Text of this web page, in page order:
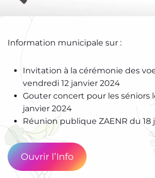
Information municipale sur :
Invitation à la cérémonie des
vendredi 12 janvier 2024
Gouter concert pour les séniors
janvier 2024
Réunion publique ZAENR du 18
Ouvrir l’Info